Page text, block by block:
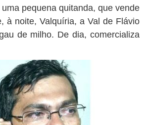
pequena quitanda, que vende
à noite, Valquíria, a Val de Flávio
de milho. De dia, comercializa